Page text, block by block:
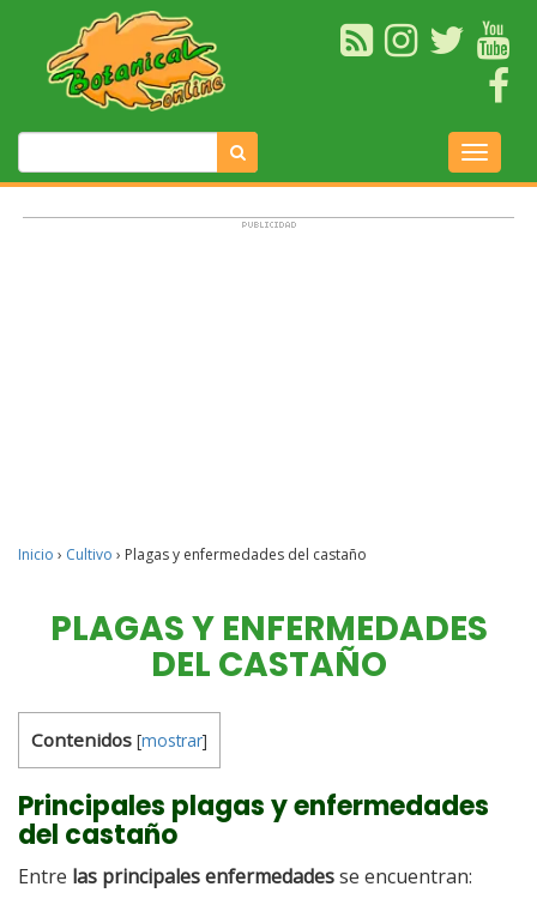
Inicio › Cultivo › Plagas y enfermedades del castaño
PLAGAS Y ENFERMEDADES
DEL CASTAÑO
Contenidos [mostrar]
Principales plagas y enfermedades
del castaño
Entre las principales enfermedadesse encuentran: